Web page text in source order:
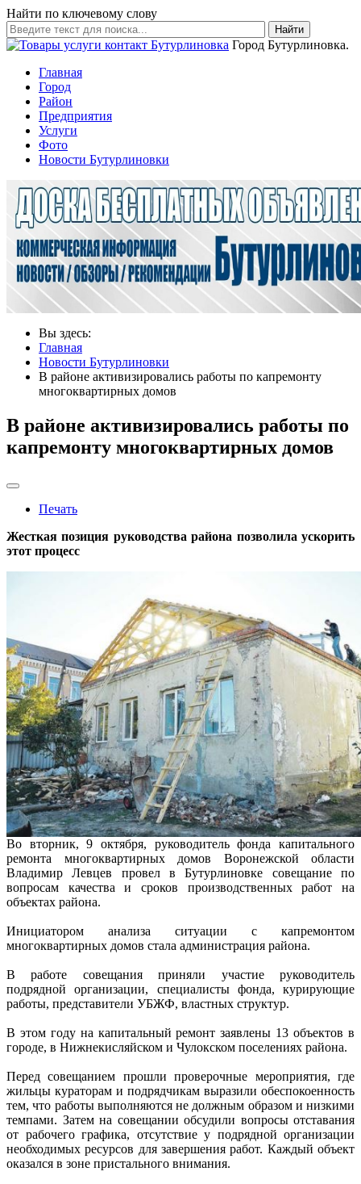
Найти по ключевому слову
Найти
Город Бутурлиновка.
Главная
Город
Район
Предприятия
Услуги
Фото
Новости Бутурлиновки
Вы здесь:
Главная
Новости Бутурлиновки
В районе активизировались работы по капремонту
многоквартирных домов
В районе активизировались работы по
капремонту многоквартирных домов
Печать
Жесткая позиция руководства района позволила ускорить
этот процесс
Во вторник, 9 октября, руководитель фонда капитального
ремонта многоквартирных домов Воронежской области
Владимир Левцев провел в Бутурлиновке совещание по
вопросам качества и сроков производственных работ на
объектах района.
Инициатором анализа ситуации с капремонтом
многоквартирных домов стала администрация района.
В работе совещания приняли участие руководитель
подрядной организации, специалисты фонда, курирующие
работы, представители УБЖФ, властных структур.
В этом году на капитальный ремонт заявлены 13 объектов в
городе, в Нижнекисляйском и Чулокском поселениях района.
Перед совещанием прошли проверочные мероприятия, где
жильцы кураторам и подрядчикам выразили обеспокоенность
тем, что работы выполняются не должным образом и низкими
темпами. Затем на совещании обсудили вопросы отставания
от рабочего графика, отсутствие у подрядной организации
необходимых ресурсов для завершения работ. Каждый объект
оказался в зоне пристального внимания.